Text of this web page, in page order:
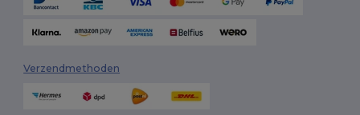
Verzendmethoden